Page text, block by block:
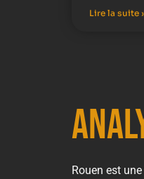
Lire la suite
Rouen est